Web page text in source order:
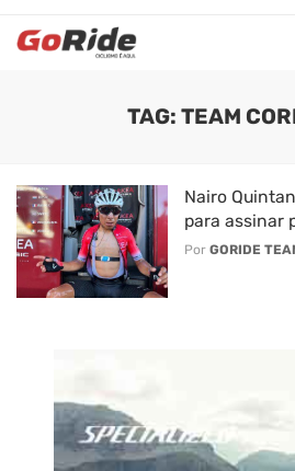
TAG: TEAM
Nairo
para assinar
Por GORIDE